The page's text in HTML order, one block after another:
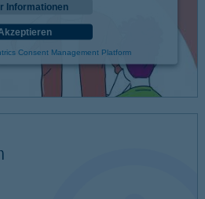
Informationen
Consent Management Platform